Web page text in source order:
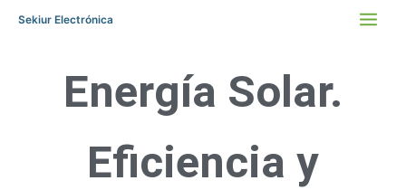
Sekiur Electrónica
Energía Solar.
Eficiencia y